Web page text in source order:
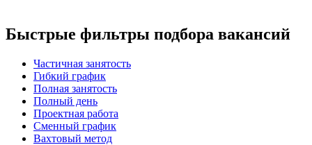
Быстрые фильтры подбора вакансий
Частичная занятость
Гибкий график
Полная занятость
Полный день
Проектная работа
Сменный график
Вахтовый метод